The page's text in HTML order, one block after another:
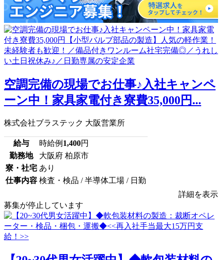
空調完備の現場でお仕事♪入社キャンペ
ーン中！家具家電付き寮費35,000円...
株式会社ブラステック 大阪営業所
給与 時給例 1,400円
勤務地
大阪府 柏原市
寮・社宅 あり
仕事内容 検査・検品 / 半導体工場 / 日勤
詳細を表示
募集が停止しています